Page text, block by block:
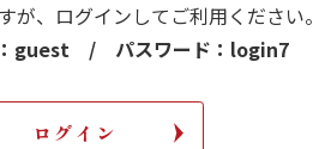
が、 ログインしてご利用ください。
：guest / パスワード：login7